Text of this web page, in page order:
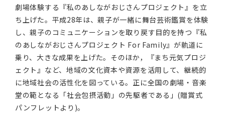
劇場体験する『私のあしながおじさんプロジェクト』を立
ち上げた。平成28年は、親子が一緒に舞台芸術鑑賞を体験
し、親子のコミュニケーションを取り戻す目的を持つ『私
のあしながおじさんプロジェクト For Family』が軌道に
乗り、大きな成果を上げた。そのほか，『まち元気プロジ
ェクト』など、地域の文化資本や資源を活用して、継続的
に地域社会の活性化を図っている。正に全国の劇場・音楽
堂の範となる「社会包摂活動」の先駆者である」(贈賞式
パンフレットより)。